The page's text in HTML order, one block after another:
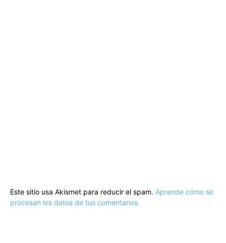
Este sitio usa Akismet para reducir el spam. Aprende cómo se
procesan los datos de tus comentarios.